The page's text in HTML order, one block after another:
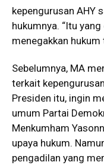
kepengurusan AHY
hukumnya. “Itu
menegakkan
Sebelumnya, MA
terkait
Presiden itu, ingin
umum Partai
Menkumham
upaya hukum.
pengadilan yang